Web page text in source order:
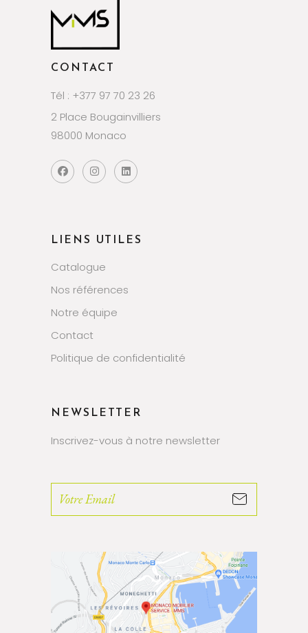
CONTACT
Tél : +377 97 70 23 26
2 Place Bougainvilliers
98000 Monaco
LIENS UTILES
Catalogue
Nos références
Notre équipe
Contact
Politique de confidentialité
NEWSLETTER
Inscrivez-vous à notre newsletter